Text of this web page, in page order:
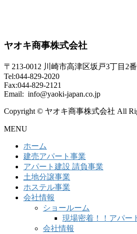
ヤオキ商事株式会社
〒213-0012 川崎市高津区坂戸3丁目2
Tel:044-829-2020
Fax:044-829-2121
Email: info@yaoki-japan.co.jp
Copyright © ヤオキ商事株式会社 All
MENU
ホーム
建売アパート事業
アパート建設 請負事業
土地分譲事業
ホステル事業
会社情報
ショールーム
現場密着！！アパー
会社情報